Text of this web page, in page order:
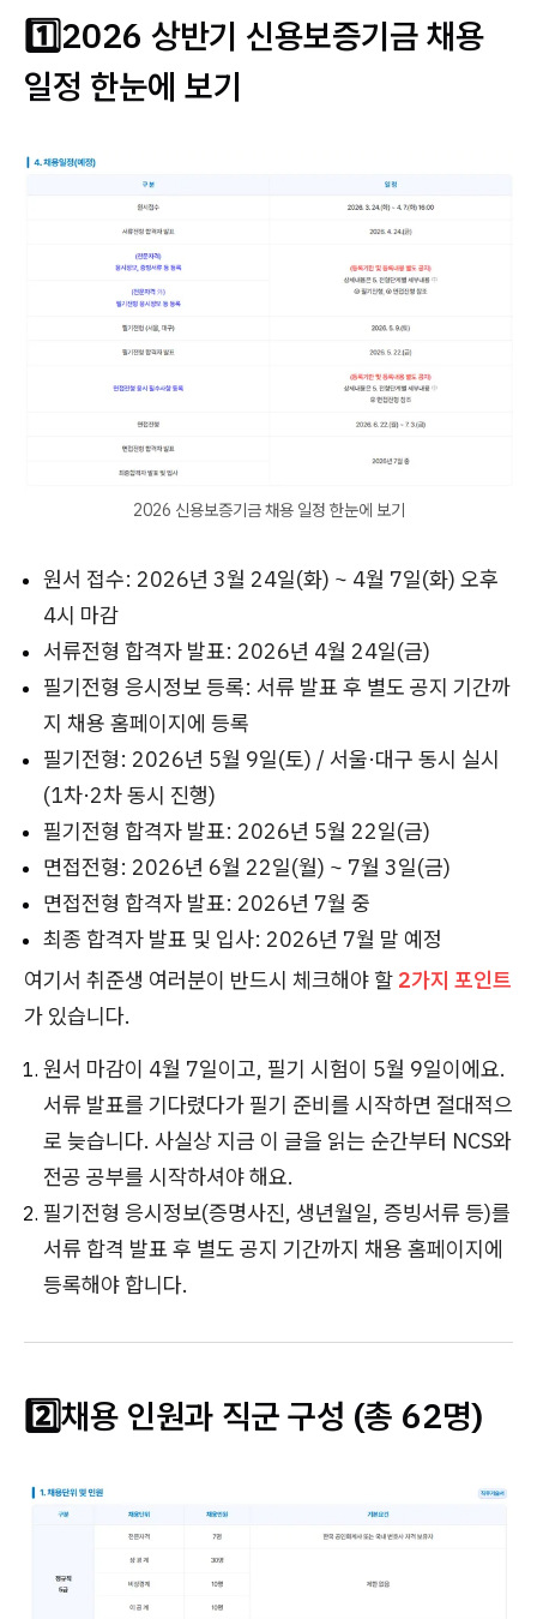
1️⃣2026 상반기 신용보증기금 채용
일정 한눈에 보기
2026 신용보증기금 채용 일정 한눈에 보기
원서 접수: 2026년 3월 24일(화) ~ 4월 7일(화) 오후
4시 마감
서류전형 합격자 발표: 2026년 4월 24일(금)
필기전형 응시정보 등록: 서류 발표 후 별도 공지 기간까
지 채용 홈페이지에 등록
필기전형: 2026년 5월 9일(토) / 서울·대구 동시 실시
(1차·2차 동시 진행)
필기전형 합격자 발표: 2026년 5월 22일(금)
면접전형: 2026년 6월 22일(월) ~ 7월 3일(금)
면접전형 합격자 발표: 2026년 7월 중
최종 합격자 발표 및 입사: 2026년 7월 말 예정
여기서 취준생 여러분이 반드시 체크해야 할 2가지 포인트
가 있습니다.
원서 마감이 4월 7일이고, 필기 시험이 5월 9일이에요.
서류 발표를 기다렸다가 필기 준비를 시작하면 절대적으
로 늦습니다. 사실상 지금 이 글을 읽는 순간부터 NCS와
전공 공부를 시작하셔야 해요.
필기전형 응시정보(증명사진, 생년월일, 증빙서류 등)를
서류 합격 발표 후 별도 공지 기간까지 채용 홈페이지에
등록해야 합니다.
2️⃣채용 인원과 직군 구성 (총 62명)